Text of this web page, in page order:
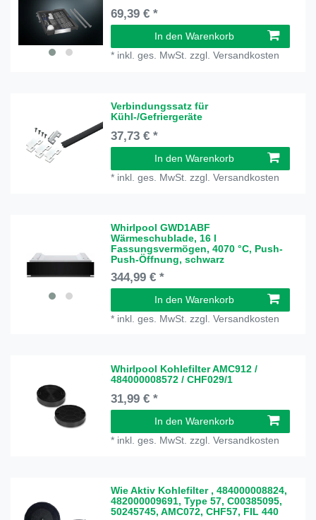
69,39 € *
In den Warenkorb
* inkl. ges. MwSt. zzgl.Versandkosten
Verbindungssatz für
Kühl-/Gefriergeräte
37,73 € *
In den Warenkorb
* inkl. ges. MwSt. zzgl.Versandkosten
Whirlpool GWD1ABF
Wärmeschublade, 16 l
Fassungsvermögen, 4070 °C, Push-
Push-Öffnung, schwarz
344,99 € *
In den Warenkorb
* inkl. ges. MwSt. zzgl.Versandkosten
Whirlpool Kohlefilter AMC912 /
484000008572 / CHF029/1
31,99 € *
In den Warenkorb
* inkl. ges. MwSt. zzgl.Versandkosten
Wie Aktiv Kohlefilter , 484000008824,
482000009691, Type 57, C00385095,
50245745, AMC072, CHF57, FIL 440